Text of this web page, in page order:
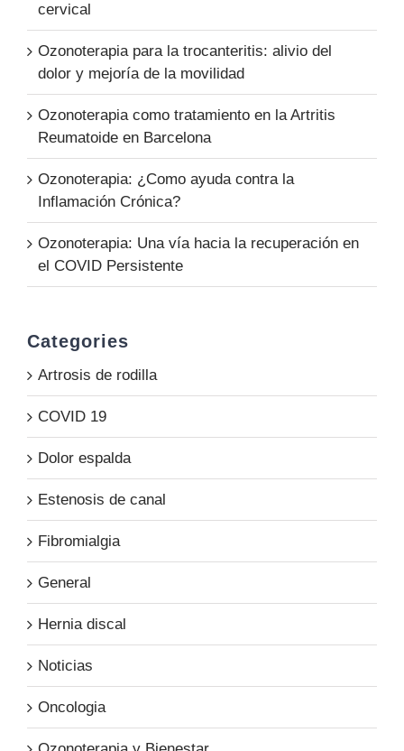
cervical
Ozonoterapia para la trocanteritis: alivio del
dolor y mejoría de la movilidad
Ozonoterapia como tratamiento en la Artritis
Reumatoide en Barcelona
Ozonoterapia: ¿Como ayuda contra la
Inflamación Crónica?
Ozonoterapia: Una vía hacia la recuperación en
el COVID Persistente
Categories
Artrosis de rodilla
COVID 19
Dolor espalda
Estenosis de canal
Fibromialgia
General
Hernia discal
Noticias
Oncologia